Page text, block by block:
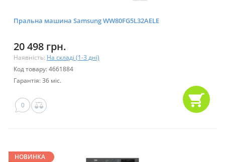
Пральна машина Samsung WW80FG5L32AELE
20 498 грн.
Наявність: На складі (1-3 дні)
Код товару: 4661884
Гарантія: 36 міс.
0
НОВИНКА